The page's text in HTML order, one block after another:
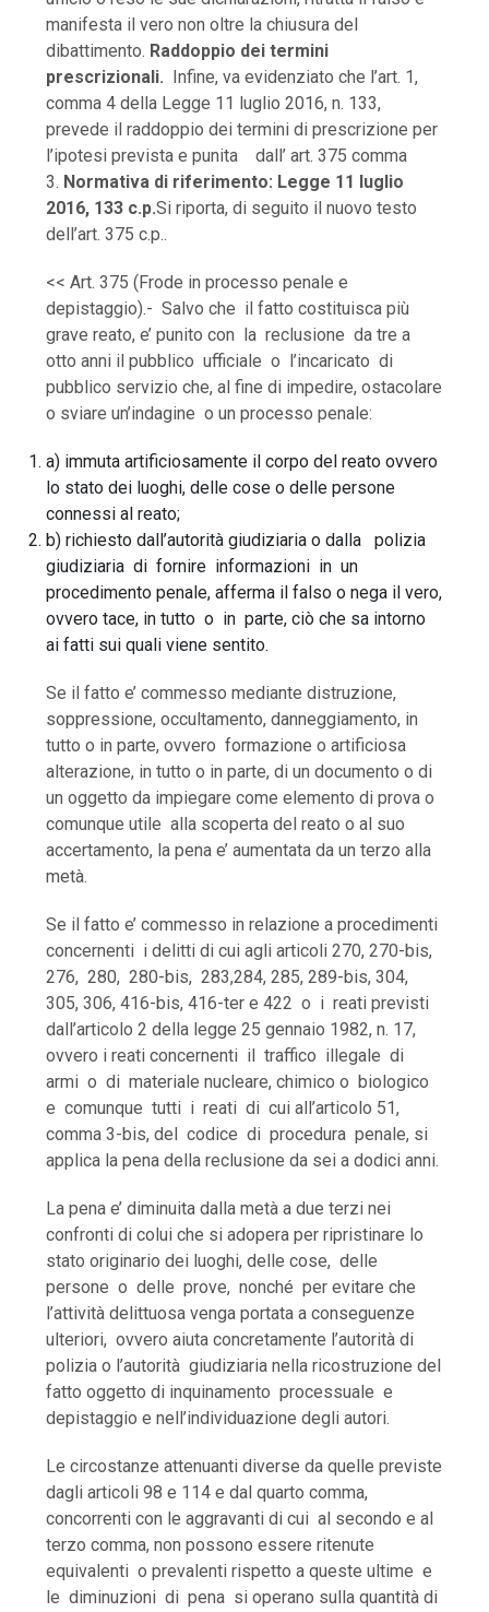
manifesta il vero non oltre la chiusura del
dibattimento. Raddoppio dei termini
prescrizionali.
Infine, va evidenziato che l’art. 1,
comma 4 della Legge 11 luglio 2016, n. 133,
prevede il raddoppio dei termini di prescrizione per
l’ipotesi prevista e punita dall’ art. 375 comma
3. Normativa di riferimento: Legge 11 luglio
2016, 133 c.p.Si riporta, di seguito il nuovo testo
dell’art. 375 c.p..
<< Art. 375 (Frode in processo penale e
depistaggio).- Salvo che il fatto costituisca più
grave reato, e’ punito con la reclusione da tre a
otto anni il pubblico ufficiale o l’incaricato di
pubblico servizio che, al fine di impedire, ostacolare
o sviare un’indagine o un processo penale:
a) immuta artificiosamente il corpo del reato ovvero
lo stato dei luoghi, delle cose o delle persone
connessi al reato;
b) richiesto dall’autorità giudiziaria o dalla polizia
giudiziaria di fornire informazioni in un
procedimento penale, afferma il falso o nega il vero,
ovvero tace, in tutto o in parte, ciò che sa intorno
ai fatti sui quali viene sentito.
Se il fatto e’ commesso mediante distruzione,
soppressione, occultamento, danneggiamento, in
tutto o in parte, ovvero formazione o artificiosa
alterazione, in tutto o in parte, di un documento o di
un oggetto da impiegare come elemento di prova o
comunque utile alla scoperta del reato o al suo
accertamento, la pena e’ aumentata da un terzo alla
metà.
Se il fatto e’ commesso in relazione a procedimenti
concernenti i delitti di cui agli articoli 270, 270-bis,
276, 280, 280-bis, 283,284, 285, 289-bis, 304,
305, 306, 416-bis, 416-ter e 422 o i reati previsti
dall’articolo 2 della legge 25 gennaio 1982, n. 17,
ovvero i reati concernenti il traffico illegale di
armi o di materiale nucleare, chimico o biologico
e comunque tutti i reati di cui all’articolo 51,
comma 3-bis, del codice di procedura penale, si
applica la pena della reclusione da sei a dodici anni.
La pena e’ diminuita dalla metà a due terzi nei
confronti di colui che si adopera per ripristinare lo
stato originario dei luoghi, delle cose, delle
persone o delle prove, nonché per evitare che
l’attività delittuosa venga portata a conseguenze
ulteriori, ovvero aiuta concretamente l’autorità di
polizia o l’autorità giudiziaria nella ricostruzione del
fatto oggetto di inquinamento processuale e
depistaggio e nell’individuazione degli autori.
Le circostanze attenuanti diverse da quelle previste
dagli articoli 98 e 114 e dal quarto comma,
concorrenti con le aggravanti di cui al secondo e al
terzo comma, non possono essere ritenute
equivalenti o prevalenti rispetto a queste ultime e
le diminuzioni di pena si operano sulla quantità di